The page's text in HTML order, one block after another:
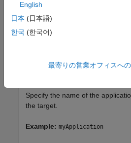
actions.
Example:
applicationName
character vector | string
Specify the name of the
the target.
Example: myApplication
English
日本 (日本語)
한국 (한국어)
最寄りの営業オフィスへ